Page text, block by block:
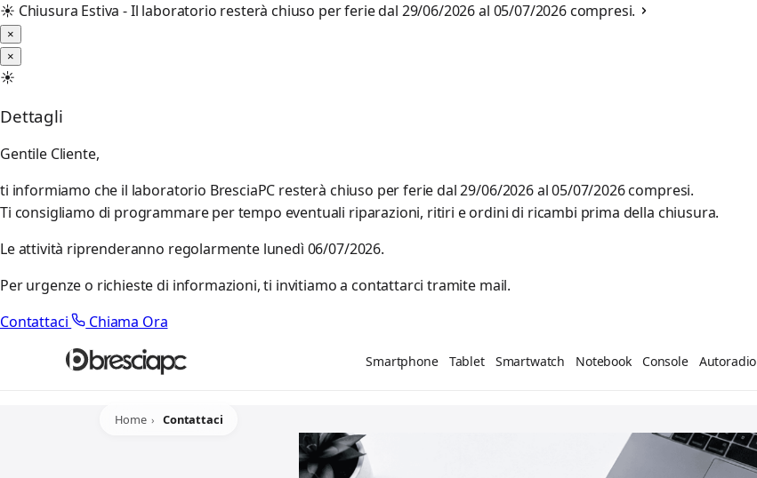
☀️ Chiusura Estiva - Il laboratorio resterà chiuso per ferie dal 29/06/2026 al 05/07/2026 compresi.
×
×
☀️
Dettagli
Gentile Cliente,
ti informiamo che il laboratorio BresciaPC resterà chiuso per ferie dal 29/06/2026 al 05/07/2026 compresi.
Ti consigliamo di programmare per tempo eventuali riparazioni, ritiri e ordini di ricambi prima della chiusura.
Le attività riprenderanno regolarmente lunedì 06/07/2026.
Per urgenze o richieste di informazioni, ti invitiamo a contattarci tramite mail.
Contattaci
Chiama Ora
Smartphone Tablet Smartwatch Notebook Console Autoradio
Home Contattaci